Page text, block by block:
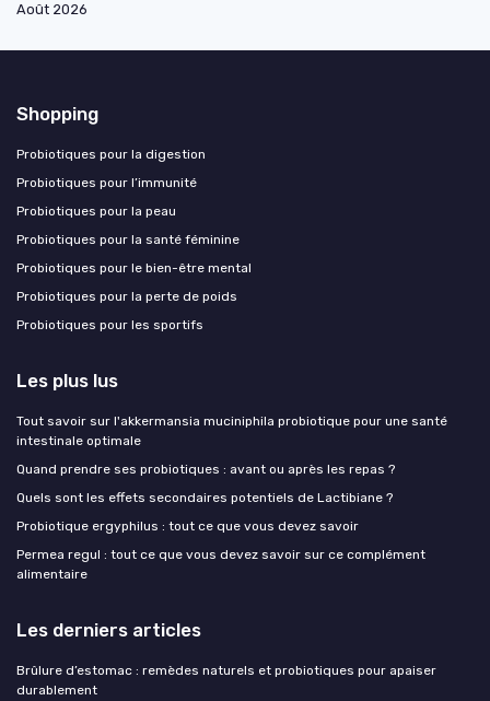
Août 2026
Shopping
Probiotiques pour la digestion
Probiotiques pour l’immunité
Probiotiques pour la peau
Probiotiques pour la santé féminine
Probiotiques pour le bien-être mental
Probiotiques pour la perte de poids
Probiotiques pour les sportifs
Les plus lus
Tout savoir sur l'akkermansia muciniphila probiotique pour une santé
intestinale optimale
Quand prendre ses probiotiques : avant ou après les repas ?
Quels sont les effets secondaires potentiels de Lactibiane ?
Probiotique ergyphilus : tout ce que vous devez savoir
Permea regul : tout ce que vous devez savoir sur ce complément
alimentaire
Les derniers articles
Brûlure d’estomac : remèdes naturels et probiotiques pour apaiser
durablement